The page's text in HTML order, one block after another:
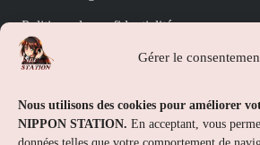
Gérer le
Nous utilisons des cookies pour améliorer
NIPPON STATION. En acceptant, vous
Politique de confidentialité
Politique de cookies (UE)
Nippon Station
À propos